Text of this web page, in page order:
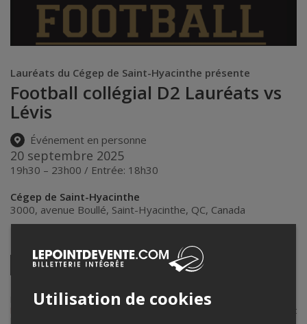
Lauréats du Cégep de Saint-Hyacinthe présente
Football collégial D2 Lauréats vs
Lévis
Événement en personne
20 septembre 2025
19h30 – 23h00 / Entrée: 18h30
Cégep de Saint-Hyacinthe
3000, avenue Boullé, Saint-Hyacinthe, QC, Canada
Twitter
courriel
Lepointdevente.com agit à titre de mandataire pour
dans le cadre de l’affichage en ligne et
Utilisation de cookies